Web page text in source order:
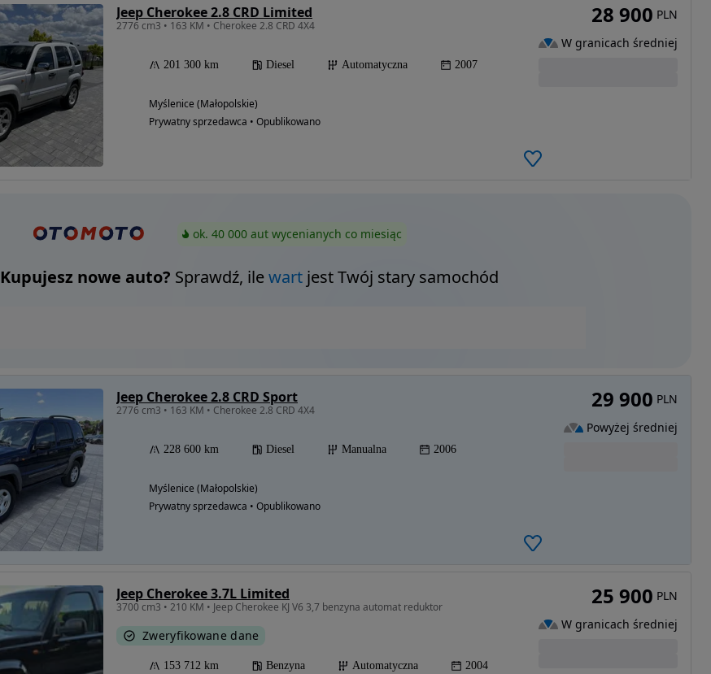
Jeep Cherokee 2.8 CRD Limited
2776 cm3 • 163 KM • Cherokee 2.8 CRD 4X4
201 300 km Diesel Automatyczna 2007
Myślenice (Małopolskie)
Prywatny sprzedawca • Opublikowano
28 900 PLN
W granicach średniej
ok. 40 000 aut wycenianych co miesiąc
Kupujesz nowe auto? Sprawdź, ilewartjest Twój stary samochód
Jeep Cherokee 2.8 CRD Sport
2776 cm3 • 163 KM • Cherokee 2.8 CRD 4X4
228 600 km Diesel Manualna 2006
Myślenice (Małopolskie)
Prywatny sprzedawca • Opublikowano
29 900 PLN
Powyżej średniej
Jeep Cherokee 3.7L Limited
3700 cm3 • 210 KM • Jeep Cherokee KJ V6 3,7 benzyna automat reduktor
Zweryfikowane dane
153 712 km Benzyna Automatyczna 2004
25 900 PLN
W granicach średniej